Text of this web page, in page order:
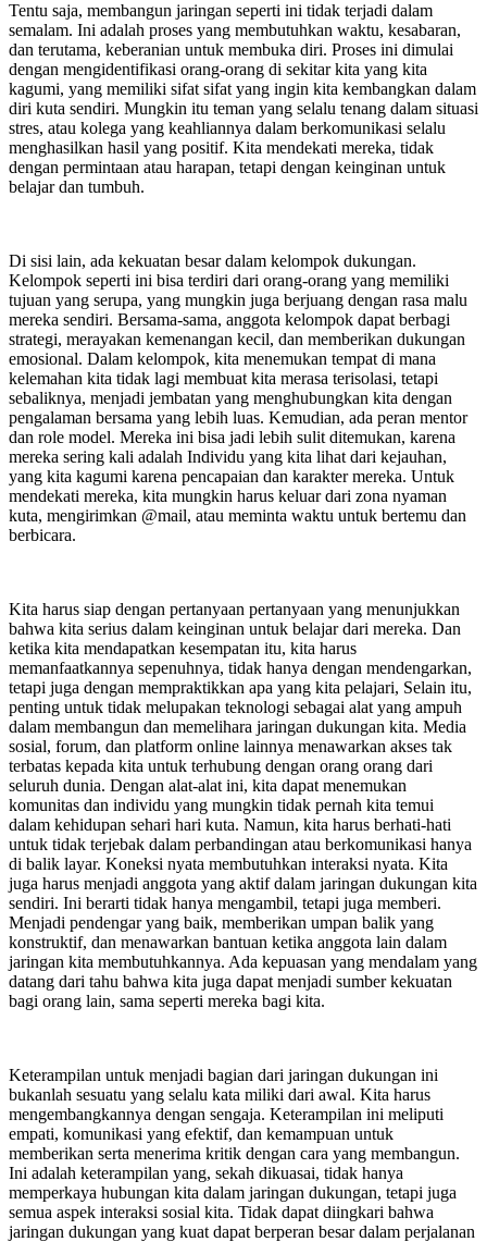
Tentu saja, membangun jaringan seperti ini tidak terjadi dalam
semalam. Ini adalah proses yang membutuhkan waktu, kesabaran,
dan terutama, keberanian untuk membuka diri. Proses ini dimulai
dengan mengidentifikasi orang-orang di sekitar kita yang kita
kagumi, yang memiliki sifat sifat yang ingin kita kembangkan dalam
diri kuta sendiri. Mungkin itu teman yang selalu tenang dalam situasi
stres, atau kolega yang keahliannya dalam berkomunikasi selalu
menghasilkan hasil yang positif. Kita mendekati mereka, tidak
dengan permintaan atau harapan, tetapi dengan keinginan untuk
belajar dan tumbuh.
Di sisi lain, ada kekuatan besar dalam kelompok dukungan.
Kelompok seperti ini bisa terdiri dari orang-orang yang memiliki
tujuan yang serupa, yang mungkin juga berjuang dengan rasa malu
mereka sendiri. Bersama-sama, anggota kelompok dapat berbagi
strategi, merayakan kemenangan kecil, dan memberikan dukungan
emosional. Dalam kelompok, kita menemukan tempat di mana
kelemahan kita tidak lagi membuat kita merasa terisolasi, tetapi
sebaliknya, menjadi jembatan yang menghubungkan kita dengan
pengalaman bersama yang lebih luas. Kemudian, ada peran mentor
dan role model. Mereka ini bisa jadi lebih sulit ditemukan, karena
mereka sering kali adalah Individu yang kita lihat dari kejauhan,
yang kita kagumi karena pencapaian dan karakter mereka. Untuk
mendekati mereka, kita mungkin harus keluar dari zona nyaman
kuta, mengirimkan @mail, atau meminta waktu untuk bertemu dan
berbicara.
Kita harus siap dengan pertanyaan pertanyaan yang menunjukkan
bahwa kita serius dalam keinginan untuk belajar dari mereka. Dan
ketika kita mendapatkan kesempatan itu, kita harus
memanfaatkannya sepenuhnya, tidak hanya dengan mendengarkan,
tetapi juga dengan mempraktikkan apa yang kita pelajari, Selain itu,
penting untuk tidak melupakan teknologi sebagai alat yang ampuh
dalam membangun dan memelihara jaringan dukungan kita. Media
sosial, forum, dan platform online lainnya menawarkan akses tak
terbatas kepada kita untuk terhubung dengan orang orang dari
seluruh dunia. Dengan alat-alat ini, kita dapat menemukan
komunitas dan individu yang mungkin tidak pernah kita temui
dalam kehidupan sehari hari kuta. Namun, kita harus berhati-hati
untuk tidak terjebak dalam perbandingan atau berkomunikasi hanya
di balik layar. Koneksi nyata membutuhkan interaksi nyata. Kita
juga harus menjadi anggota yang aktif dalam jaringan dukungan kita
sendiri. Ini berarti tidak hanya mengambil, tetapi juga memberi.
Menjadi pendengar yang baik, memberikan umpan balik yang
konstruktif, dan menawarkan bantuan ketika anggota lain dalam
jaringan kita membutuhkannya. Ada kepuasan yang mendalam yang
datang dari tahu bahwa kita juga dapat menjadi sumber kekuatan
bagi orang lain, sama seperti mereka bagi kita.
Keterampilan untuk menjadi bagian dari jaringan dukungan ini
bukanlah sesuatu yang selalu kata miliki dari awal. Kita harus
mengembangkannya dengan sengaja. Keterampilan ini meliputi
empati, komunikasi yang efektif, dan kemampuan untuk
memberikan serta menerima kritik dengan cara yang membangun.
Ini adalah keterampilan yang, sekah dikuasai, tidak hanya
memperkaya hubungan kita dalam jaringan dukungan, tetapi juga
semua aspek interaksi sosial kita. Tidak dapat diingkari bahwa
jaringan dukungan yang kuat dapat berperan besar dalam perjalanan